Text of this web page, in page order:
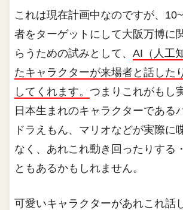
これは現在計画中なのですが、
者をターゲットにして大阪万博に
らうための試みとして、AI（人工
たキャラクターが来場者と話した
してくれます。つまりこれがもし
日本生まれのキャラクターである
ドラえもん、マリオなどが実際に
なく、あれこれ動き回ったりする
ともあるかもしれません。
可愛いキャラクターがあれこれ話